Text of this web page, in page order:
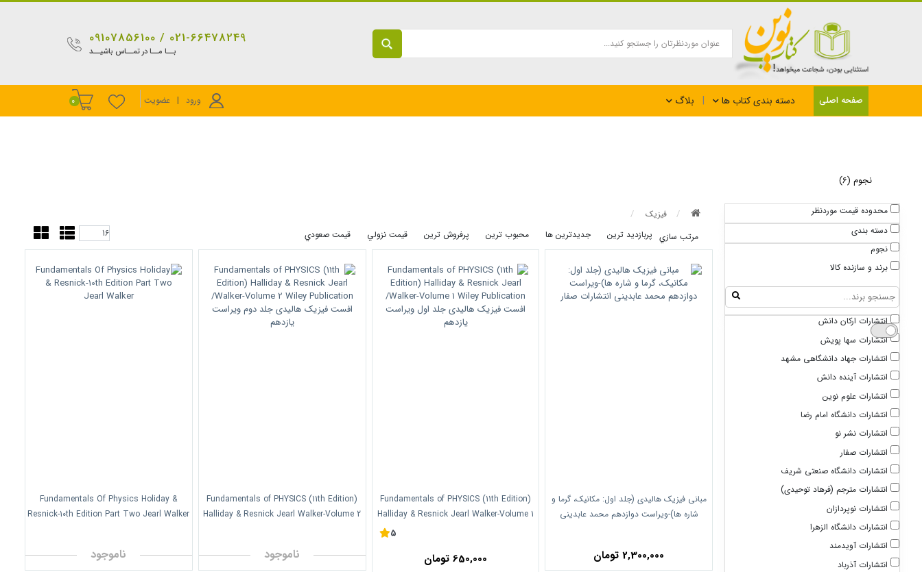
021-66478249 / 09107856100
بــا مــا در تمــاس باشیــد
صفحه اصلی دسته بندی کتاب ها بلاگ ورود | عضویت 0
نجوم (6)
محدوده قیمت موردنظر
دسته بندی
نجوم
برند و سازنده کالا
انتشارات ارکان دانش
انتشارات سها پویش
انتشارات جهاد دانشگاهی مشهد
انتشارات آینده دانش
انتشارات علوم نوین
انتشارات دانشگاه امام رضا
انتشارات نشر نو
انتشارات صفار
انتشارات دانشگاه صنعتی شریف
انتشارات مترجم (فرهاد توحیدی)
انتشارات نوپردازان
انتشارات دانشگاه الزهرا
انتشارات آویدمند
انتشارات آذرباد
فیزیک
پربازديد ترين
جديدترين ها محبوب ترين پرفروش ترين قيمت نزولي قيمت صعودي مرتب سازي
مبانی فیزیک هالیدی (جلد اول: مکانیک، گرما و
شاره ها)-ویراست دوازدهم محمد عابدینی
2,300,000 تومان
Fundamentals of PHYSICS (11th Edition)
Halliday & Resnick Jearl Walker-Volume 1
Wiley Publication/ افست فیزیک هالیدی جلد
5
650,000 تومان
Fundamentals of PHYSICS (11th Edition)
Halliday & Resnick Jearl Walker-Volume 2
ناموجود
Fundamentals Of Physics Holiday &
Resnick-10th Edition Part Two Jearl Walker
ناموجود